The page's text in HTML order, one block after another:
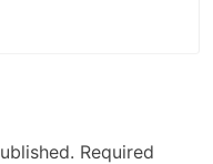
Required